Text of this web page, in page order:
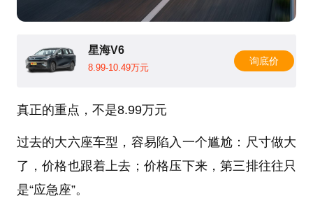
星海V6
8.99-10.49万元
询底价
真正的重点，不是8.99万元
过去的大六座车型，容易陷入一个尴尬：尺寸做大
了，价格也跟着上去；价格压下来，第三排往往只
是“应急座”。